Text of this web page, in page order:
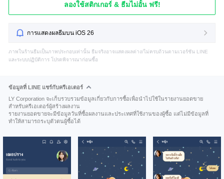
ลองใช้สติกเกอร์ & ธีมไม่อั้น ฟรี!
การแสดงผลธีมบน iOS 26
ภาพในร้านธีมเป็นภาพประกอบเท่านั้น ธีมจริงอาจแสดงผลต่าง/ไม่ครบถ้วนตามเวอร์ชัน LINE
และระบบปฏิบัติการ โปรดพิจารณาก่อนซื้อ
ข้อมูลที่ LINE แชร์กับครีเอเตอร์
LY Corporation จะเก็บรวบรวมข้อมูลเกี่ยวกับการซื้อเพื่อนำไปใช้ในรายงานยอดขาย
สำหรับครีเอเตอร์ผู้สร้างผลงาน
รายงานยอดขายจะมีข้อมูลวันที่ซื้อผลงานและประเทศที่ใช้งานของผู้ซื้อ แต่ไม่มีข้อมูลที่
ทำให้สามารถระบุตัวตนผู้ซื้อได้